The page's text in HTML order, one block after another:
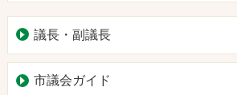
議長・副議長
市議会ガイド